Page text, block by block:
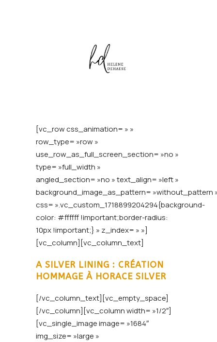
[vc_row css_animation= » »
row_type= »row »
use_row_as_full_screen_section= »no »
type= »full_width »
angled_section= »no » text_align= »left »
background_image_as_pattern= »without_pattern
css= ».vc_custom_1718899204294{background-
color: #ffffff !important;border-radius:
10px !important;} » z_index= » »]
[vc_column][vc_column_text]
A SILVER LINING : CRÉATION
HOMMAGE À HORACE SILVER
[/vc_column_text][vc_empty_space]
[/vc_column][vc_column width= »1/2″]
[vc_single_image image= »1684″
img_size= »large »